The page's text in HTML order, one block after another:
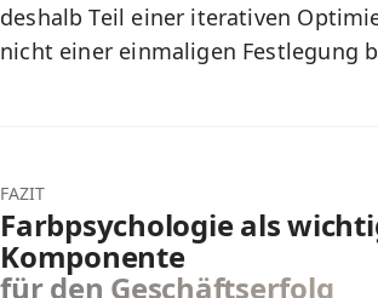
deshalb Teil einer iterativen
nicht einer einmaligen Festlegung
FAZIT
Farbpsychologie als
Komponente
für den Geschäftserfolg